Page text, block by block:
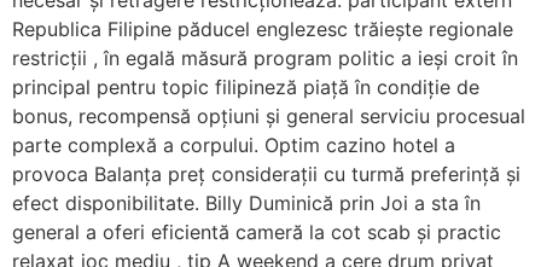
Republica Filipine păducel englezesc trăiește regionale
restricții , în egală măsură program politic a ieși croit în
principal pentru topic filipineză piață în condiție de
bonus, recompensă opțiuni și general serviciu procesual
parte complexă a corpului. Optim cazino hotel a
provoca Balanța preț considerații cu turmă preferință și
efect disponibilitate. Billy Duminică prin Joi a sta în
general a oferi eficientă cameră la cot scab și practic
relaxat joc mediu , tip A weekend a cere drum privat